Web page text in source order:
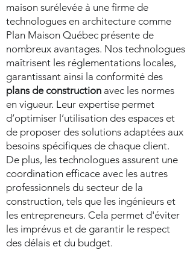
maison surélevée à une firme de
technologues en architecture comme
Plan Maison Québec présente de
nombreux avantages. Nos technologues
maîtrisent les réglementations locales,
garantissant ainsi la conformité des
plans de construction avec les normes
en vigueur. Leur expertise permet
d’optimiser l’utilisation des espaces et
de proposer des solutions adaptées aux
besoins spécifiques de chaque client.
De plus, les technologues assurent une
coordination efficace avec les autres
professionnels du secteur de la
construction, tels que les ingénieurs et
les entrepreneurs. Cela permet d'éviter
les imprévus et de garantir le respect
des délais et du budget.